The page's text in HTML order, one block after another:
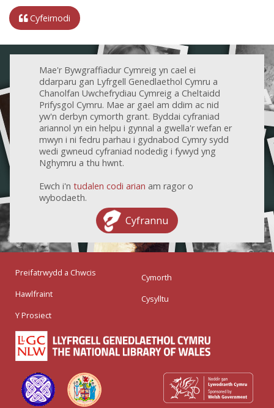
Cyfeirnodi
Mae'r Bywgraffiadur Cymreig yn cael ei
ddarparu gan Lyfrgell Genedlaethol Cymru a
Chanolfan Uwchefrydiau Cymreig a Cheltaidd
Prifysgol Cymru. Mae ar gael am ddim ac nid
yw'n derbyn cymorth grant. Byddai cyfraniad
ariannol yn ein helpu i gynnal a gwella'r wefan er
mwyn i ni fedru parhau i gydnabod Cymry sydd
wedi gwneud cyfraniad nodedig i fywyd yng
Nghymru a thu hwnt.
Ewch i'n tudalen codi arian am ragor o
wybodaeth.
Cyfrannu
Preifatrwydd a Chwcis
Hawlfraint
Y Prosiect
Cymorth
Cysylltu